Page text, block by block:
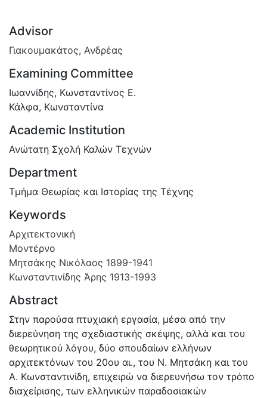
Advisor
Γιακουμακάτος, Ανδρέας
Examining Committee
Ιωαννίδης, Κωνσταντίνος Ε.
Κάλφα, Κωνσταντίνα
Academic Institution
Ανώτατη Σχολή Καλών Τεχνών
Department
Τμήμα Θεωρίας και Ιστορίας της Τέχνης
Keywords
Αρχιτεκτονική
Μοντέρνο
Μητσάκης Νικόλαος 1899-1941
Κωνσταντινίδης Άρης 1913-1993
Abstract
Στην παρούσα πτυχιακή εργασία, μέσα από την
διερεύνηση της σχεδιαστικής σκέψης, αλλά και του
θεωρητικού λόγου, δύο σπουδαίων ελλήνων
αρχιτεκτόνων του 20ου αι., του Ν. Μητσάκη και του
Α. Κωνσταντινίδη, επιχειρώ να διερευνήσω τον τρόπο
διαχείρισης, των ελληνικών παραδοσιακών